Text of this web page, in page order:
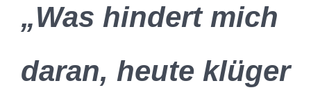
„Was hindert mich
daran, heute klüger